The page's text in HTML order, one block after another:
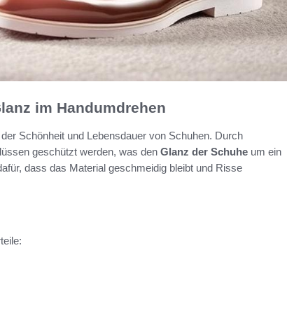
im Handumdrehen
Schönheit und Lebensdauer von Schuhen. Durch
geschützt werden, was den Glanz der Schuhe um ein
dass das Material geschmeidig bleibt und Risse